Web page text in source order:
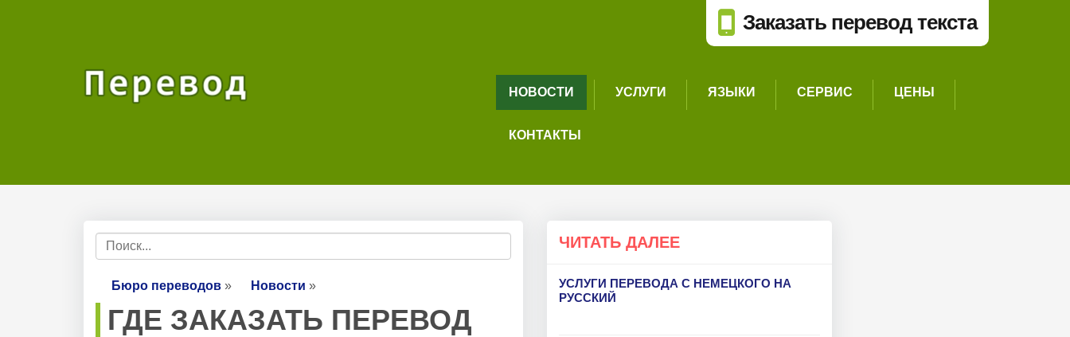
Заказать перевод текста
НОВОСТИ УСЛУГИ ЯЗЫКИ СЕРВИС ЦЕНЫ
КОНТАКТЫ
Бюро переводов » Новости »
ГДЕ ЗАКАЗАТЬ ПЕРЕВОД
ЧИТАТЬ ДАЛЕЕ
УСЛУГИ ПЕРЕВОДА С НЕМЕЦКОГО НА
РУССКИЙ